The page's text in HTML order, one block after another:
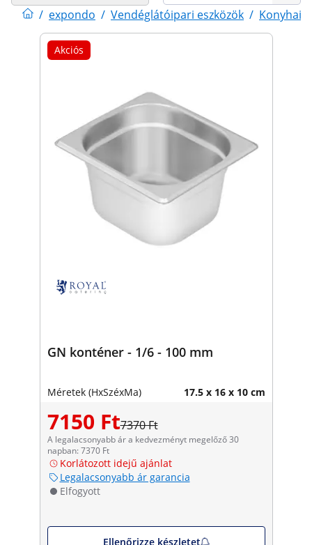
/ expondo / Vendéglátóipari eszközök / Konyhai
Akciós
GN konténer - 1/6 - 100 mm
Méretek (HxSzéxMa) 17.5 x 16 x 10 cm
7150 Ft7370 Ft
A legalacsonyabb ár a kedvezményt megelőző 30
napban: 7370 Ft
Korlátozott idejű ajánlat
Legalacsonyabb ár garancia
Elfogyott
Ellenőrizze készletet